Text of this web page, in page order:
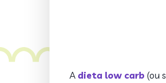
A dieta low carb (ou